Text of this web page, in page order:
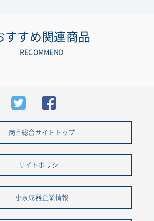
すすめ関連商品
RECOMMEND
商品総合サイトトップ
サイトポリシー
小泉成器企業情報